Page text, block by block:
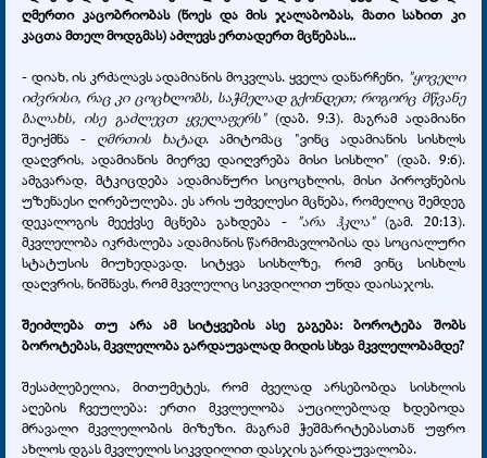
ღმერთი კაცობრიობას (ნოეს და მის ჯალაბობას, მათი სახით კი
კაცთა მთელ მოდგმას) აძლევს ერთადერთ მცნებას...
- დიახ, ის კრძალავს ადამიანის მოკვლას. ყველა დანარჩენი, "ყოველი
იძვრისი, რაც კი ცოცხლობს, საჭმელად გქონდეთ; როგორც მწვანე
ბალახს, ისე გაძლევთ ყველაფერს"(დაბ. 9:3). მაგრამ ადამიანი
შეიქმნა - ღმრთის ხატად. ამიტომაც "ვინც ადამიანის სისხლს
დაღვრის, ადამიანის მიერვე დაიღვრება მისი სისხლი" (დაბ. 9:6).
ამგვარად, მტკიცდება ადამიანური სიცოცხლის, მისი პიროვნების
უზენაესი ღირებულება. ეს არის უძველესი მცნება, რომელიც შემდეგ
დეკალოგის მეექვსე მცნება გახდება - "არა ჰკლა"(გამ. 20:13).
მკვლელობა იკრძალება ადამიანის წარმომავლობისა და სოციალური
სტატუსის მიუხედავად. სიტყვა სისხლზე, რომ ვინც სისხლს
დაღვრის, ნიშნავს, რომ მკვლელიც სიკვდილით უნდა დაისაჯოს.
შეიძლება თუ არა ამ სიტყვების ასე გაგება: ბოროტება შობს
ბოროტებას, მკვლელობა გარდაუვალად მიდის სხვა მკვლელობამდე?
შესაძლებელია, მითუმეტეს, რომ ძველად არსებობდა სისხლის
აღების ჩვეულება: ერთი მკვლელობა აუცილებლად ხდებოდა
მრავალი მკვლელობის მიზეზი. მაგრამ ჭეშმარიტებასთან უფრო
ახლოს დგას მკვლელის სიკვდილით დასჯის გარდაუვალობა.